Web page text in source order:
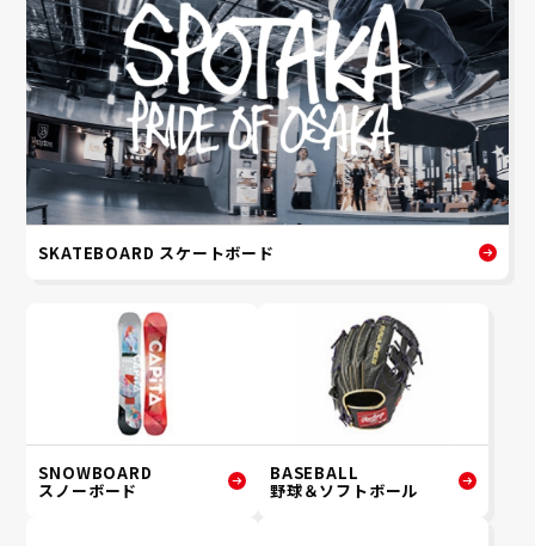
SKATEBOARD スケートボード
SNOWBOARD
スノーボード
BASEBALL
野球＆ソフトボール